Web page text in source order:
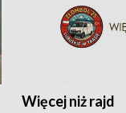
Więcej niż rajd